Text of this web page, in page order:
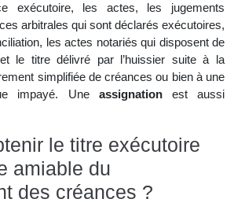
exécutoire, les actes, les jugements
arbitrales qui sont déclarés exécutoires,
les actes notariés qui disposent de
le titre délivré par l’huissier suite à la
simplifiée de créances ou bien à une
impayé. Une assignationest aussi
le titre exécutoire
amiable du
des créances ?